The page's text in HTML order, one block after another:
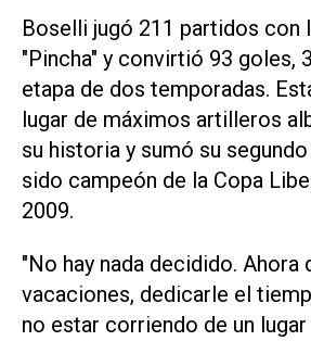
Boselli jugó 211 partidos con
"Pincha" y convirtió 93 goles,
etapa de dos temporadas.
lugar de máximos artilleros
su historia y sumó su
sido campeón de la Copa
2009.
"No hay nada decidido.
vacaciones, dedicarle el
no estar corriendo de un